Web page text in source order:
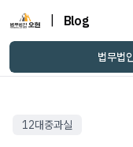
Blog
법무법
12대중과실